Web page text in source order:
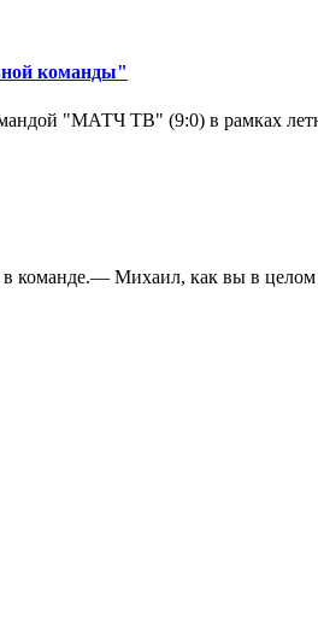
команды"
"МАТЧ ТВ" (9:0) в рамках
в команде.— Михаил, как вы в